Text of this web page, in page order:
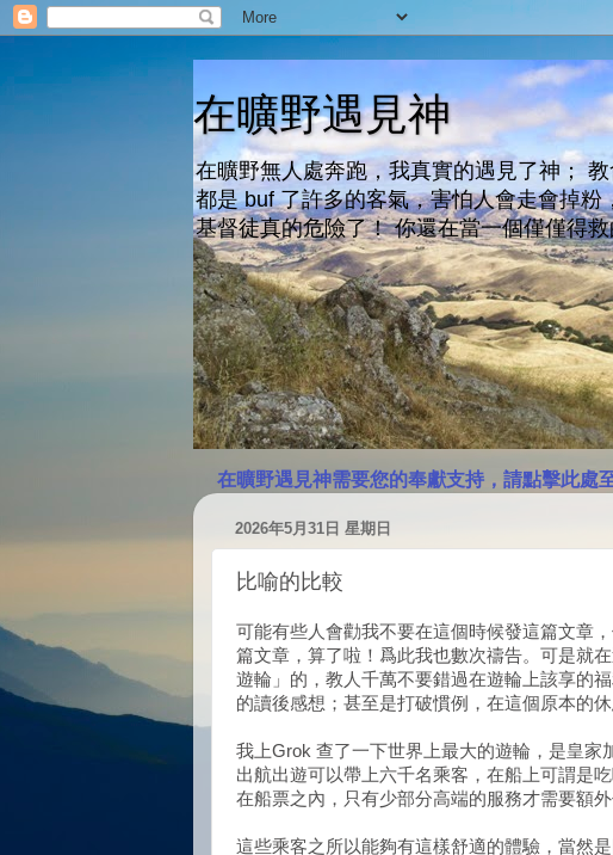
在曠野遇見神
在曠野無人處奔跑，我真實的遇見了神；
都是 buf 了許多的客氣，害怕人會走會掉
基督徒真的危險了！ 你還在當一個僅僅得
在曠野遇見神需要您的奉獻支持，請點擊此處
2026年5月31日 星期日
比喻的比較
可能有些人會勸我不要在這個時候發這篇文章
篇文章，算了啦！爲此我也數次禱告。可是就
遊輪」的，教人千萬不要錯過在遊輪上該享的
的讀後感想；甚至是打破慣例，在這個原本的
我上Grok 查了一下世界上最大的遊輪，是皇家
出航出遊可以帶上六千名乘客，在船上可謂是
在船票之內，只有少部分高端的服務才需要額外
這些乘客之所以能夠有這樣舒適的體驗，當然